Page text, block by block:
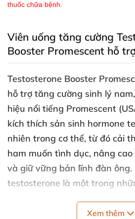
thuốc chữa bệnh.
Viên uống tăng cường
Booster Promescent hỗ
Testosterone Booster
hỗ trợ tăng cường sinh lý
hiệu nổi tiếng Promescent
kích thích sản sinh hormone
nhiên trong cơ thể, từ đó cải
ham muốn tình dục, nâng
và giữ vững bản lĩnh đàn ông.
testosterone là một trong
mỏi, mất tự tin ở nam giới,
Xem thêm